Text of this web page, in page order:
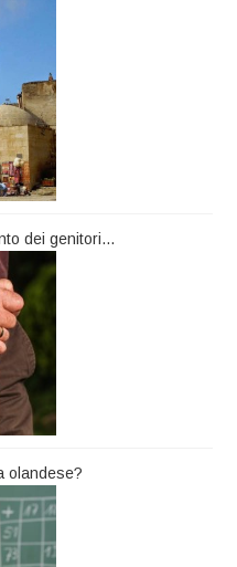
dei genitori…
olandese?